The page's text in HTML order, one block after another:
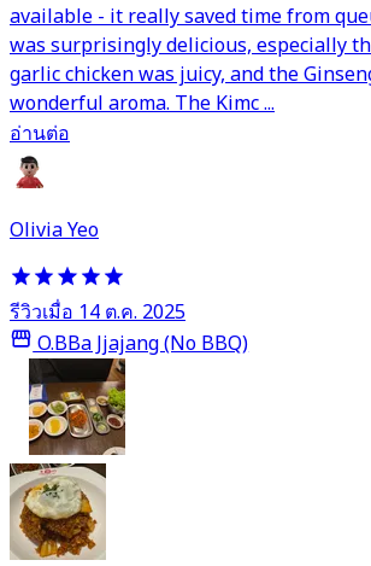
available - it really saved time from
was surprisingly delicious, especially
garlic chicken was juicy, and the
wonderful aroma. The Kimc ...
อ่านต่อ
Olivia Yeo
รีวิวเมื่อ 14 ต.ค. 2025
O.BBa Jjajang (No BBQ)